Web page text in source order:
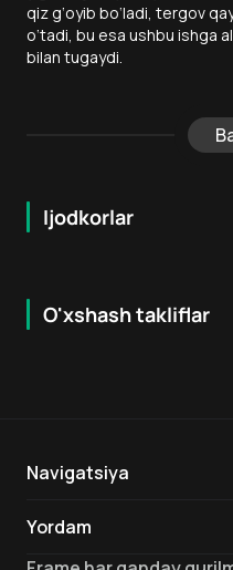
qiz g‘oyib bo‘ladi, tergov
o‘tadi, bu esa ushbu ishga
bilan tugaydi.
Ijodkorlar
O'xshash takliflar
18 + 7.8
Navigatsiya
Yordam
Aloqa